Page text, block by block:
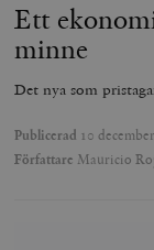
Ett
minne
Det nya som
Publicerad 10
Författare Mauricio